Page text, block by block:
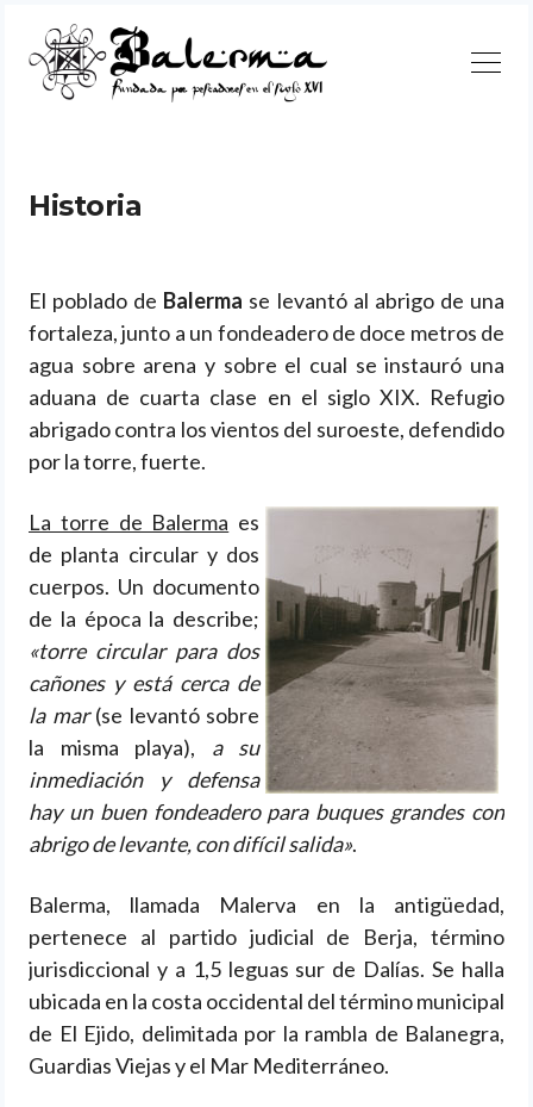
Continuar
Historia
El poblado de Balerma se levantó al abrigo de una
fortaleza, junto a un fondeadero de doce metros de
agua sobre arena y sobre el cual se instauró una
aduana de cuarta clase en el siglo XIX. Refugio
abrigado contra los vientos del suroeste, defendido
por la torre, fuerte.
La torre de Balerma es
de planta circular y dos
cuerpos. Un documento
de la época la describe;
«torre circular para dos
cañones y está cerca de
la mar(se levantó sobre
la misma playa), a su
inmediación y defensa
hay un buen fondeadero para buques grandes con
abrigo de levante, con difícil salida».
Balerma, llamada Malerva en la antigüedad,
pertenece al partido judicial de Berja, término
jurisdiccional y a 1,5 leguas sur de Dalías. Se halla
ubicada en la costa occidental del término municipal
de El Ejido, delimitada por la rambla de Balanegra,
Guardias Viejas y el Mar Mediterráneo.